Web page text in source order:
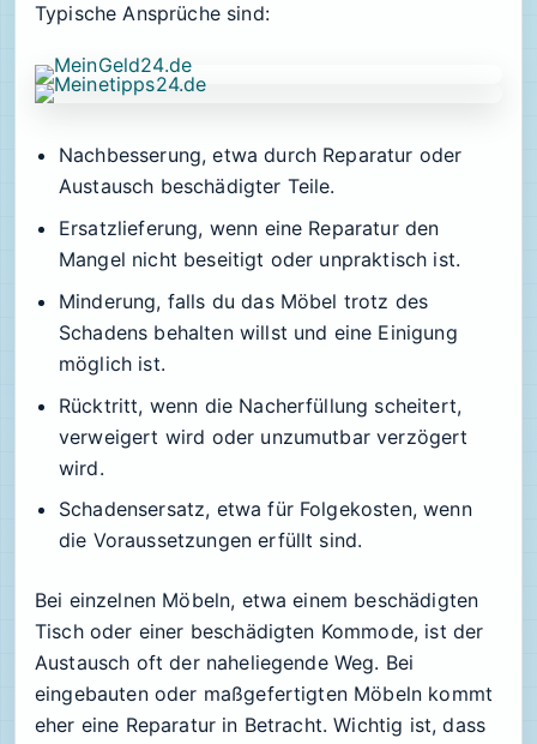
Typische Ansprüche sind:
Nachbesserung, etwa durch Reparatur oder
Austausch beschädigter Teile.
Ersatzlieferung, wenn eine Reparatur den
Mangel nicht beseitigt oder unpraktisch ist.
Minderung, falls du das Möbel trotz des
Schadens behalten willst und eine Einigung
möglich ist.
Rücktritt, wenn die Nacherfüllung scheitert,
verweigert wird oder unzumutbar verzögert
wird.
Schadensersatz, etwa für Folgekosten, wenn
die Voraussetzungen erfüllt sind.
Bei einzelnen Möbeln, etwa einem beschädigten
Tisch oder einer beschädigten Kommode, ist der
Austausch oft der naheliegende Weg. Bei
eingebauten oder maßgefertigten Möbeln kommt
eher eine Reparatur in Betracht. Wichtig ist, dass